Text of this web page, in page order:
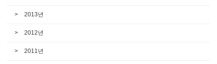
2013년
2012년
2011년